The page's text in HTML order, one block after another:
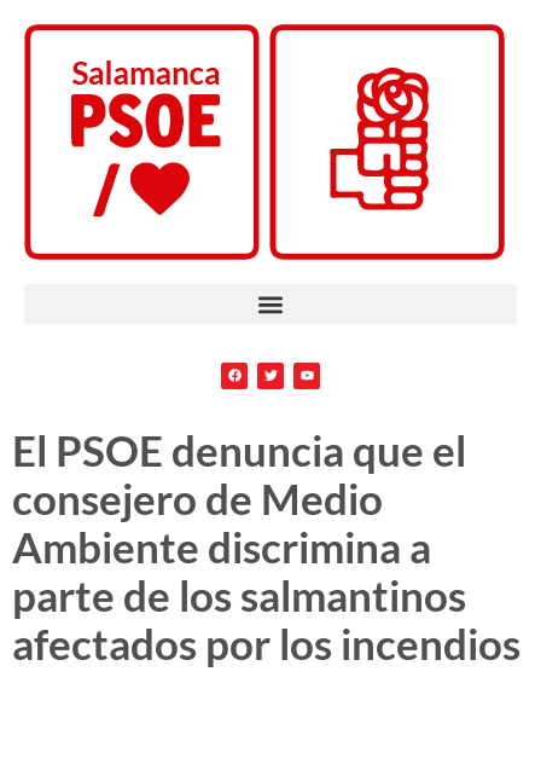
El PSOE denuncia que el
consejero de Medio
Ambiente discrimina a
parte de los salmantinos
afectados por los incendios